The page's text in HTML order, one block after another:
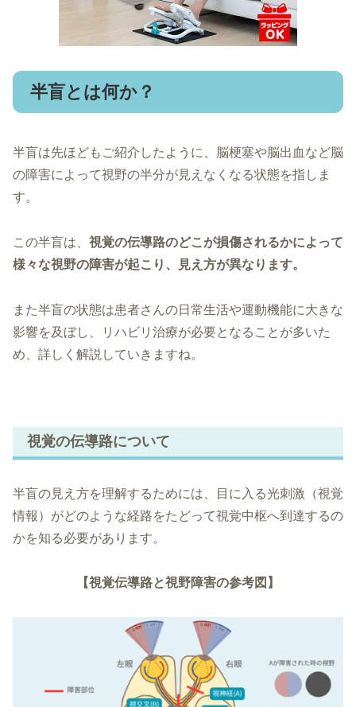
半盲とは何か？
半盲は先ほどもご紹介したように、脳梗塞や脳出血など脳
の障害によって視野の半分が見えなくなる状態を指しま
す。
この半盲は、 視覚の伝導路のどこが損傷されるかによって
様々な視野の障害が起こり、見え方が異なります。
また半盲の状態は患者さんの日常生活や運動機能に大きな
影響を及ぼし、リハビリ治療が必要となることが多いた
め、詳しく解説していきますね。
視覚の伝導路について
半盲の見え方を理解するためには、目に入る光刺激（視覚
情報）がどのような経路をたどって視覚中枢へ到達するの
かを知る必要があります。
【視覚伝導路と視野障害の参考図】